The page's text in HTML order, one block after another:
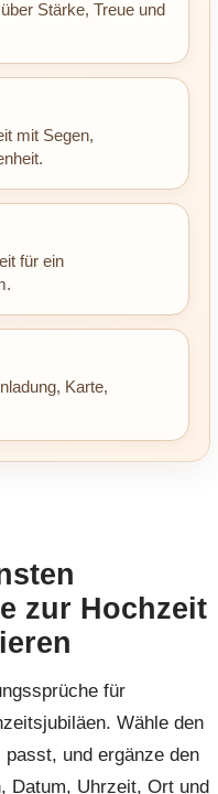
Stärke, Treue und
mit Segen,
für ein
Karte,
zur Hochzeit
für
Wähle den
und ergänze den
Datum, Uhrzeit, Ort und